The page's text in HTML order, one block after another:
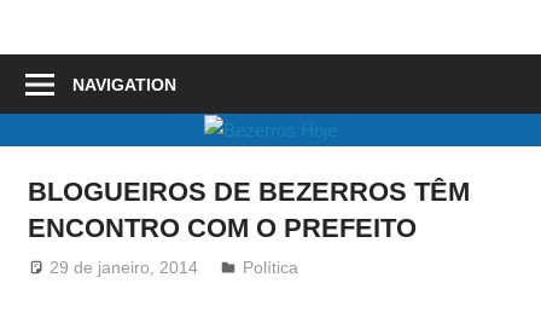
content
Bezerros
Hoje
NAVIGATION
BLOGUEIROS DE BEZERROS TÊM
ENCONTRO COM O PREFEITO
29 de janeiro, 2014 Redator
Política